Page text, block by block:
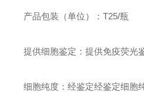
产品包装（单位）：T25/瓶
提供细胞鉴定：提供免疫荧光
细胞纯度：经鉴定经鉴定细胞